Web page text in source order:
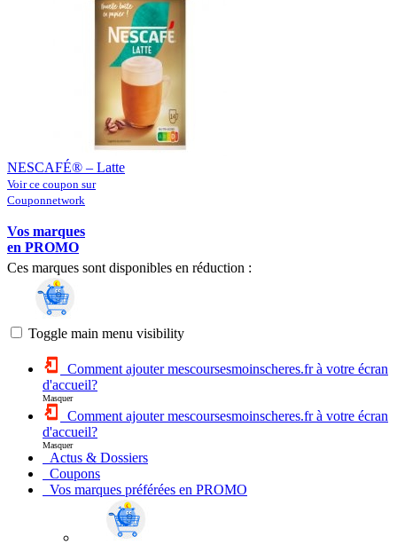
NESCAFÉ® – Latte
Voir ce coupon sur
Couponnetwork
Vos marques
en PROMO
Ces marques sont disponibles en réduction :
Toggle main menu visibility
Comment ajouter mescoursesmoinscheres.fr à votre écran
d'accueil?
Masquer
Comment ajouter mescoursesmoinscheres.fr à votre écran
d'accueil?
Masquer
Actus & Dossiers
Coupons
Vos marques préférées en PROMO